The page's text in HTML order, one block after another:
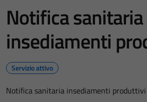
Notifica sanitaria
insediamenti
Servizio attivo
Notifica sanitaria insediamenti produttivi